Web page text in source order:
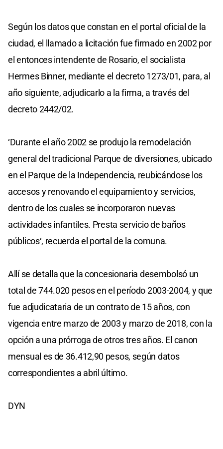
Según los datos que constan en el portal oficial de la
ciudad, el llamado a licitación fue firmado en 2002 por
el entonces intendente de Rosario, el socialista
Hermes Binner, mediante el decreto 1273/01, para, al
año siguiente, adjudicarlo a la firma, a través del
decreto 2442/02.
‘Durante el año 2002 se produjo la remodelación
general del tradicional Parque de diversiones, ubicado
en el Parque de la Independencia, reubicándose los
accesos y renovando el equipamiento y servicios,
dentro de los cuales se incorporaron nuevas
actividades infantiles. Presta servicio de baños
públicos‘, recuerda el portal de la comuna.
Allí se detalla que la concesionaria desembolsó un
total de 744.020 pesos en el período 2003-2004, y que
fue adjudicataria de un contrato de 15 años, con
vigencia entre marzo de 2003 y marzo de 2018, con la
opción a una prórroga de otros tres años. El canon
mensual es de 36.412,90 pesos, según datos
correspondientes a abril último.
DYN